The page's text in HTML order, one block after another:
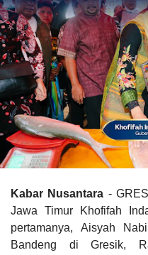
Kabar Nusantara -
Jawa Timur Khofifah
pertamanya, Aisyah
Bandeng di Gresik,